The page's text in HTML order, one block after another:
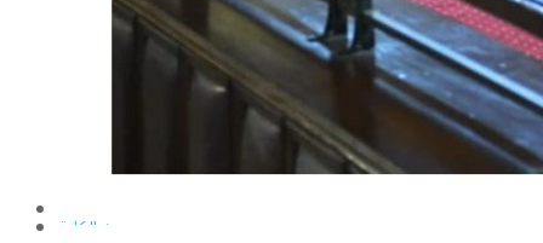
الميكروبيولوجيا الزراعية
الهندسة الزراعية
الوراثة
البرامج التعليمية
برامج اللغة العربية
برامج اللغة الانجليزية
عن الكلية